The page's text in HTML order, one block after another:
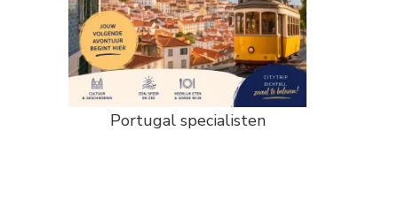
Portugal specialisten